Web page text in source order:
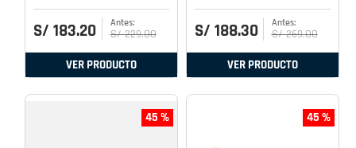
S/ 183.20 S/ 229.00
VER PRODUCTO
S/ 188.30 S/ 269.00
VER PRODUCTO
45 % 45 %